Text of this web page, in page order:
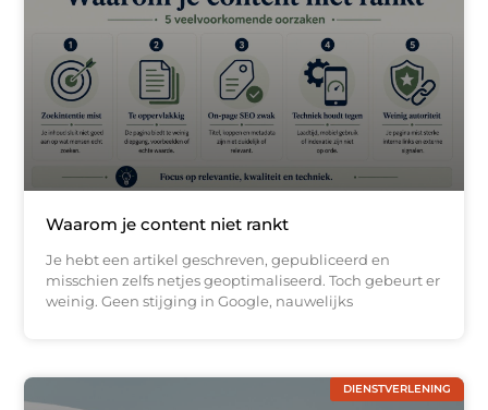
Waarom je content niet rankt
Je hebt een artikel geschreven, gepubliceerd en
misschien zelfs netjes geoptimaliseerd. Toch gebeurt er
weinig. Geen stijging in Google, nauwelijks
DIENSTVERLENING